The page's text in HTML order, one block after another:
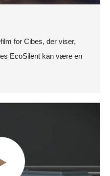
for Cibes, der viser,
EcoSilent kan være en